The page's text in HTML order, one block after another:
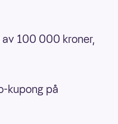
100 000 kroner,
kupong på